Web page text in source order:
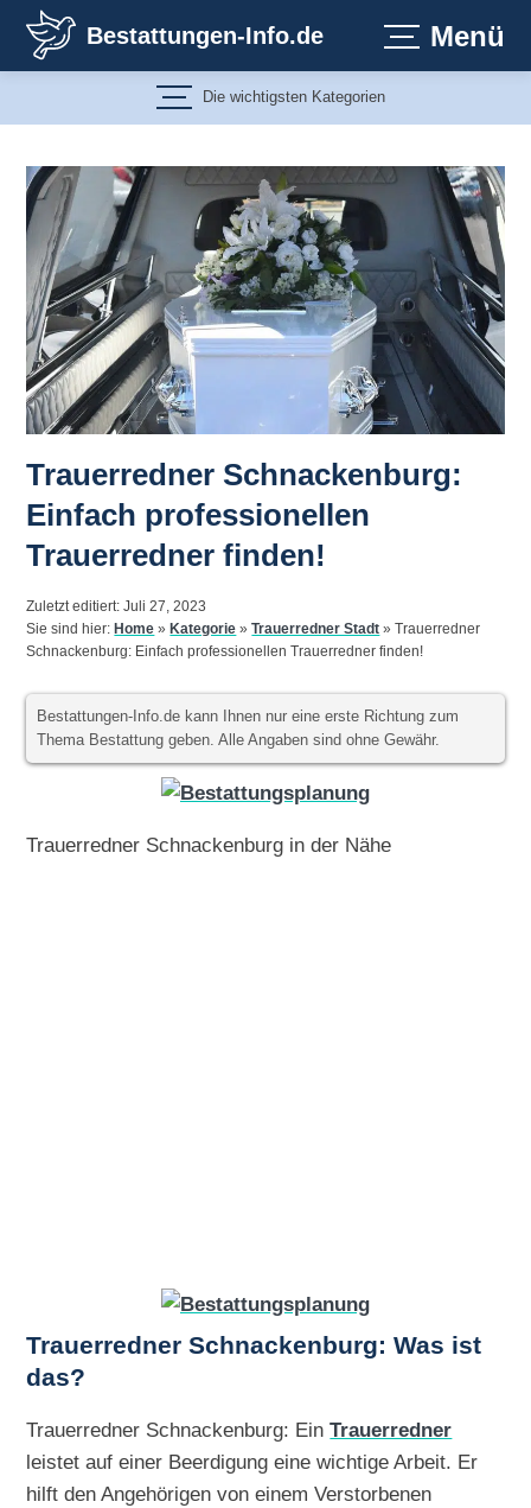
Inhalt
springen
Bestattungen-Info.de Menü
Die wichtigsten Kategorien
Trauerredner Schnackenburg:
Einfach professionellen
Trauerredner finden!
Zuletzt editiert: Juli 27, 2023
Sie sind hier: Home » Kategorie »Trauerredner Stadt »Trauerredner
Schnackenburg: Einfach professionellen Trauerredner finden!
Bestattungen-Info.de kann Ihnen nur eine erste Richtung zum
Thema Bestattung geben. Alle Angaben sind ohne Gewähr.
Trauerredner Schnackenburg in der Nähe
Trauerredner Schnackenburg: Was ist
das?
Trauerredner Schnackenburg: EinTrauerredner
leistet auf einer Beerdigung eine wichtige Arbeit. Er
hilft den Angehörigen von einem Verstorbenen